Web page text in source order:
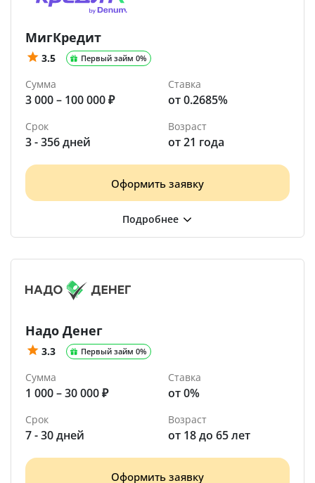
МигКредит
3.5 Первый займ 0%
Сумма
3 000 – 100 000 ₽
Ставка
от 0.2685%
Срок
3 - 356 дней
Возраст
от 21 года
Оформить заявку
Надо Денег
3.3 Первый займ 0%
Сумма
1 000 – 30 000 ₽
Ставка
от 0%
Срок
7 - 30 дней
Возраст
от 18 до 65 лет
Оформить заявку